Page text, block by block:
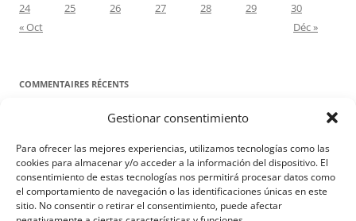
Gestionar consentimiento
Para ofrecer las mejores experiencias, utilizamos tecnologías como las
cookies para almacenar y/o acceder a la información del dispositivo. El
consentimiento de estas tecnologías nos permitirá procesar datos como
el comportamiento de navegación o las identificaciones únicas en este
sitio. No consentir o retirar el consentimiento, puede afectar
24
25 26 27 28 29
30
« Oct
Déc »
COMMENTAIRES RÉCENTS
Proyecto Amor ConyugaldansContre toute attente. Commentaire
pour les époux : Luc 12, 8-12
Manuel MirallesdansContre toute attente. Commentaire pour les
époux : Luc 12, 8-12